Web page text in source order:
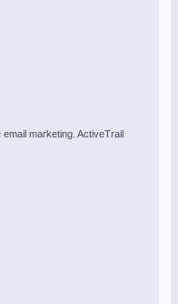
marketing. ActiveTrail